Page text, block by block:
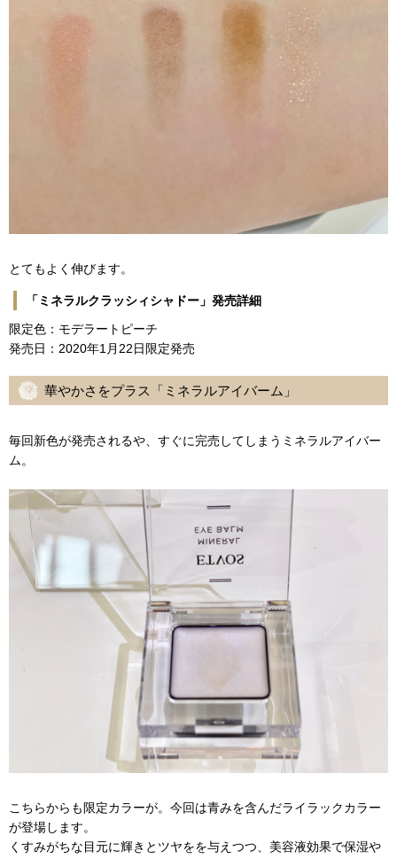
とてもよく伸びます。
「ミネラルクラッシィシャドー」発売詳細
限定色：モデラートピーチ
発売日：2020年1月22日限定発売
華やかさをプラス「ミネラルアイバーム」
毎回新色が発売されるや、すぐに完売してしまうミネラルアイバー
ム。
こちらからも限定カラーが。今回は青みを含んだライラックカラー
が登場します。
くすみがちな目元に輝きとツヤをを与えつつ、美容液効果で保湿や